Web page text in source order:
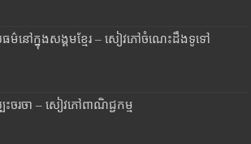
នៅក្នុងសង្គមខ្មែរ – សៀវភៅចំណេះដឹងទូទៅ
ចរចា – សៀវភៅពាណិជ្ជកម្ម